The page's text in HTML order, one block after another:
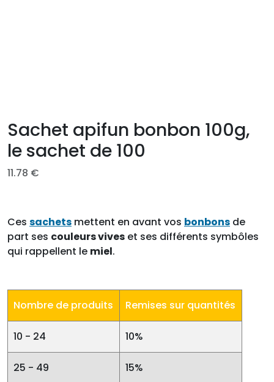
Sachet apifun bonbon 100g,
le sachet de 100
11.78 €
Ces sachets mettent en avant vos bonbons de
part ses couleurs vives et ses différents symbôles
qui rappellent le miel.
Nombre de produits Remises sur quantités
10 - 24 10%
25 - 49 15%